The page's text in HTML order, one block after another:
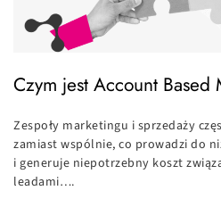
Czym jest Account Based
Zespoły marketingu i sprzedaży
zamiast wspólnie, co prowadzi do
i generuje niepotrzebny koszt
leadami….